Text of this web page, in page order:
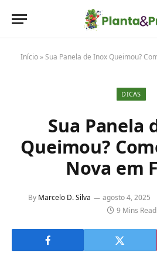
Início »Sua Panela de Inox Queimou?
DICAS
Sua Panela
Queimou?
Nova em
By Marcelo D. Silva agosto 4, 2025
9 Mins Read